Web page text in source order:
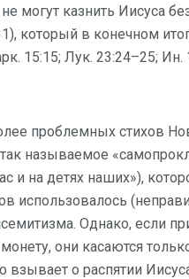
могут казнить Иисуса
который в конечном
15:15; Лук. 23:24–25; Ин.
проблемных стихов
называемое
и на детях наших»),
использовалось
Однако, если
они касаются
взывает о распятии